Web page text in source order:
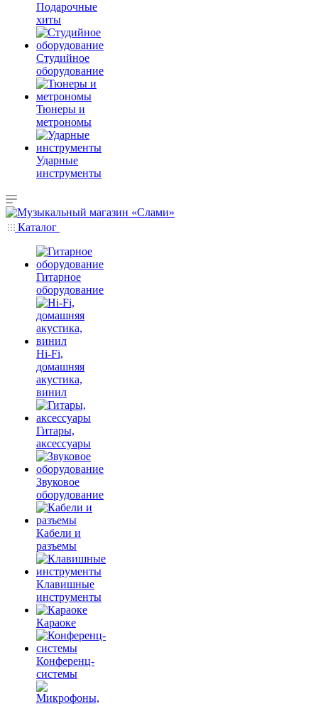
Подарочные
хиты
Студийное
оборудование
Тюнеры и
метрономы
Ударные
инструменты
Каталог
Гитарное
оборудование
Hi-Fi,
домашняя
акустика,
винил
Гитары,
аксессуары
Звуковое
оборудование
Кабели и
разъемы
Клавишные
инструменты
Караоке
Конференц-
системы